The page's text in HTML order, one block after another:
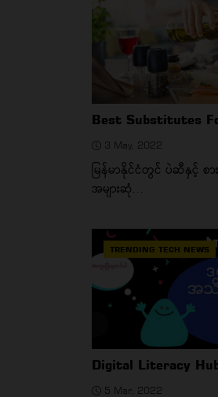
Best Substitutes
3 May, 2022
မြန်မာနိုင်ငံတွင် ပဲဆီနှင့် စ
အများဆုံ...
TRENDING TECH NEWS
Digital Literacy
5 Mar, 2022